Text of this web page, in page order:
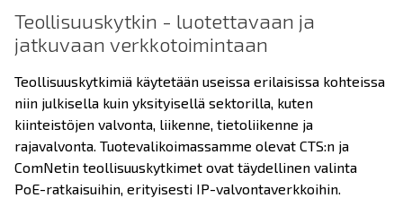
Teollisuuskytkin - luotettavaan ja
jatkuvaan verkkotoimintaan
Teollisuuskytkimiä käytetään useissa erilaisissa kohteissa
niin julkisella kuin yksityisellä sektorilla, kuten
kiinteistöjen valvonta, liikenne, tietoliikenne ja
rajavalvonta. Tuotevalikoimassamme olevat CTS:n ja
ComNetin teollisuuskytkimet ovat täydellinen valinta
PoE-ratkaisuihin, erityisesti IP-valvontaverkkoihin.